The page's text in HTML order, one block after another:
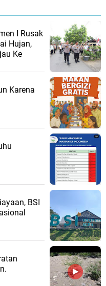
I Rusak
Hujan,
Ke
Karena
BSI